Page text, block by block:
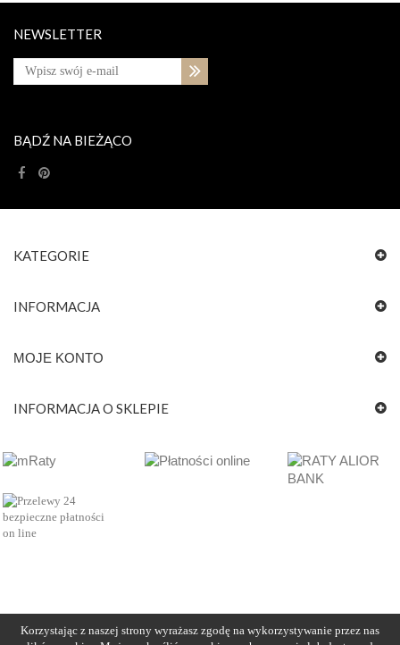
NEWSLETTER
BĄDŹ NA BIEŻĄCO
KATEGORIE
INFORMACJA
MOJE KONTO
INFORMACJA O SKLEPIE
Korzystając z naszej strony wyrażasz zgodę na wykorzystywanie przez nas